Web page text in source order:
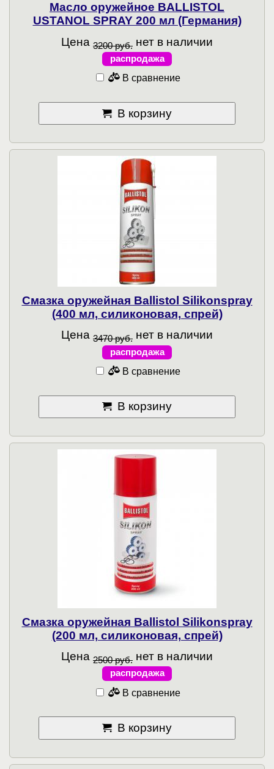
Масло оружейное BALLISTOL
USTANOL SPRAY 200 мл (Германия)
Цена 3200 руб. нет в наличии
распродажа
В сравнение
В корзину
Смазка оружейная Ballistol Silikonspray
(400 мл, силиконовая, спрей)
Цена 3470 руб. нет в наличии
распродажа
В сравнение
В корзину
Смазка оружейная Ballistol Silikonspray
(200 мл, силиконовая, спрей)
Цена 2500 руб. нет в наличии
распродажа
В сравнение
В корзину